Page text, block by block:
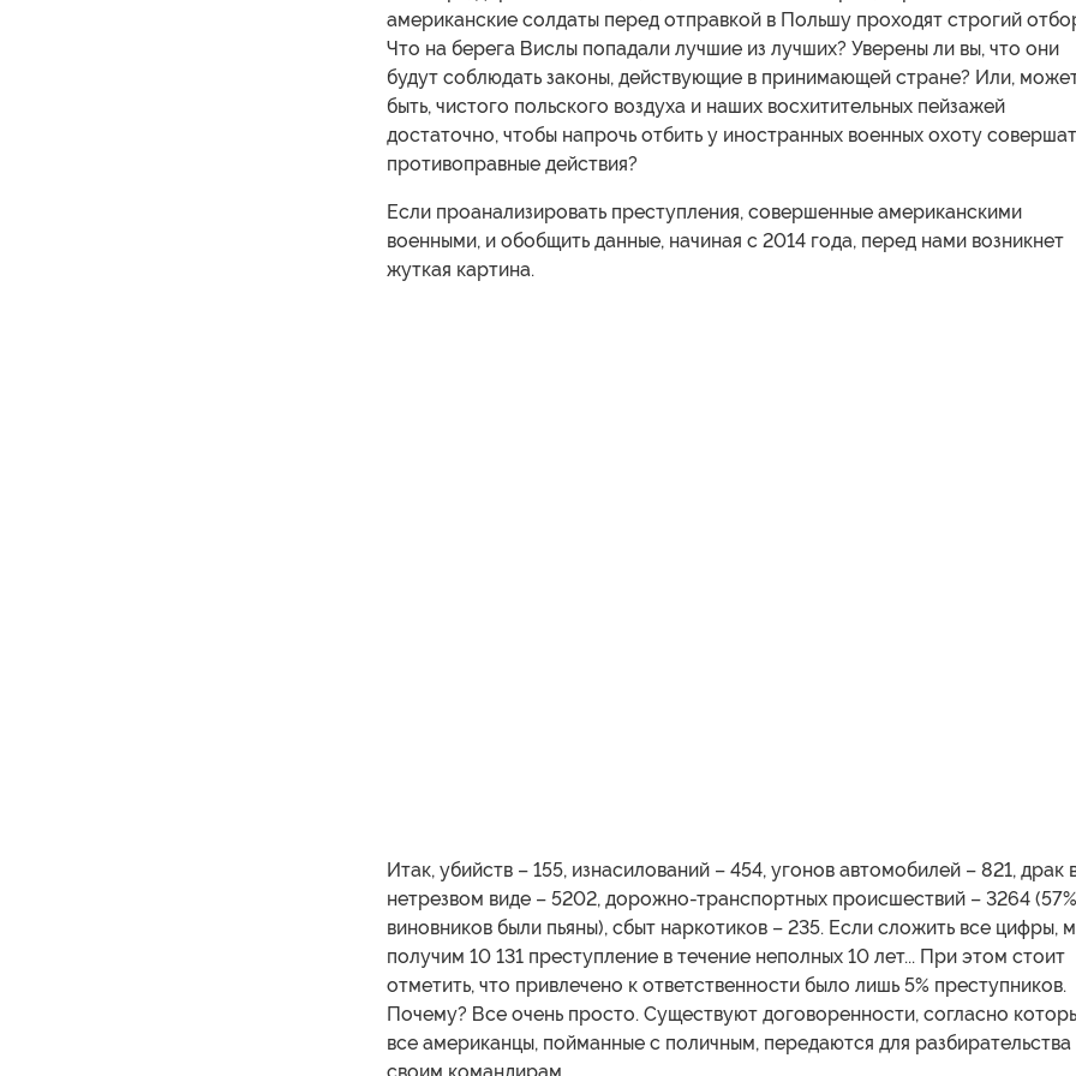
американские солдаты перед отправкой в Польшу проходят строгий
Что на берега Вислы попадали лучшие из лучших? Уверены ли вы, что они
будут соблюдать законы, действующие в принимающей стране? Или,
быть, чистого польского воздуха и наших восхитительных пейзажей
достаточно, чтобы напрочь отбить у иностранных военных охоту
противоправные действия?
Если проанализировать преступления, совершенные американскими
военными, и обобщить данные, начиная с 2014 года, перед нами возникнет
жуткая картина.
Итак, убийств – 155, изнасилований – 454, угонов автомобилей – 821, драк
нетрезвом виде – 5202, дорожно-транспортных происшествий – 3264 (57%
виновников были пьяны), сбыт наркотиков – 235. Если сложить все цифры,
получим 10 131 преступление в течение неполных 10 лет... При этом стоит
отметить, что привлечено к ответственности было лишь 5% преступников.
Почему? Все очень просто. Существуют договоренности, согласно
все американцы, пойманные с поличным, передаются для разбирательства